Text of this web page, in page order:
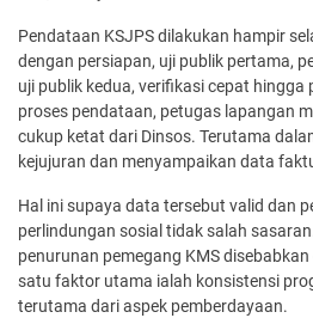
Pendataan KSJPS dilakukan hampir
dengan persiapan, uji publik pertama,
uji publik kedua, verifikasi cepat hingga
proses pendataan, petugas lapangan
cukup ketat dari Dinsos. Terutama
kejujuran dan menyampaikan data
Hal ini supaya data tersebut valid dan
perlindungan sosial tidak salah
penurunan pemegang KMS
satu faktor utama ialah konsistensi
terutama dari aspek pemberdayaan.